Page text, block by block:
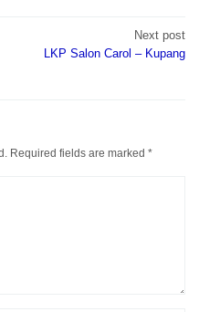
Next post
LKP Salon Carol – Kupang
Required fields are marked *